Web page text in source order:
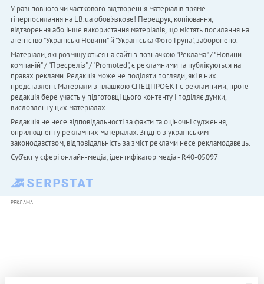
У разі повного чи часткового відтворення матеріалів пряме
гіперпосилання на LB.ua обов'язкове! Передрук, копіювання,
відтворення або інше використання матеріалів, що містять посилання на
агентство "Українськi Новини" й "Українська Фото Група", заборонено.
Матеріали, які розміщуються на сайті з позначкою "Реклама" / "Новини
компаній" / "Пресреліз" / "Promoted", є рекламними та публікуються на
правах реклами. Редакція може не поділяти погляди, які в них
представлені. Матеріали з плашкою СПЕЦПРОЄКТ є рекламними, проте
редакція бере участь у підготовці цього контенту і поділяє думки,
висловлені у цих матеріалах.
Редакція не несе відповідальності за факти та оціночні судження,
оприлюднені у рекламних матеріалах. Згідно з українським
законодавством, відповідальність за зміст реклами несе рекламодавець.
Cуб'єкт у сфері онлайн-медіа; ідентифікатор медіа - R40-05097
РЕКЛАМА